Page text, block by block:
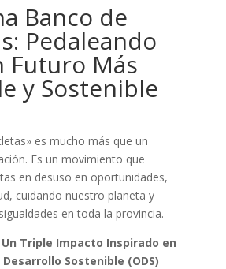
Banco de
Pedaleando
Futuro Más
y Sostenible
es mucho más que un
Es un movimiento que
en desuso en oportunidades,
cuidando nuestro planeta y
en toda la provincia.
Triple Impacto Inspirado en
Sostenible (ODS)